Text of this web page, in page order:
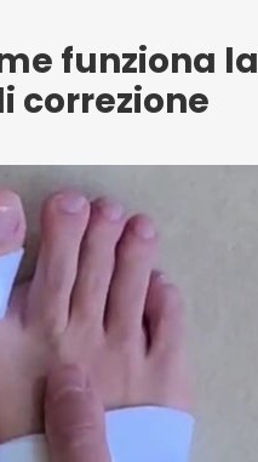
funziona la
correzione